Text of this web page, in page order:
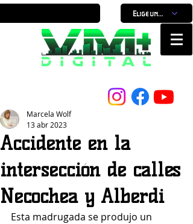
Elige un horario
Accidente en la
intersección de calles
Necochea y Alberdi
Marcela Wolf
13 abr 2023
Esta madrugada se produjo un